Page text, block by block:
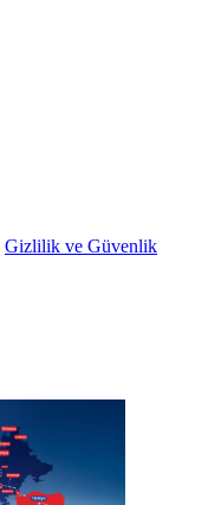
Gizlilik ve Güvenlik